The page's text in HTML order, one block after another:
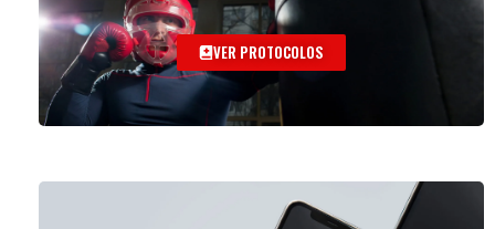
VER PROTOCOLOS